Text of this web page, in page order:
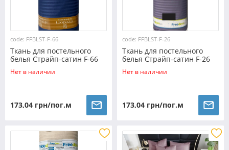
code: FFBLST-F-66
Ткань для постельного
белья Страйп-сатин F-66
(30м)
Нет в наличии
173,04 грн/пог.м
code: FFBLST-F-26
Ткань для постельного
белья Страйп-сатин F-26
(30м)
Нет в наличии
173,04 грн/пог.м